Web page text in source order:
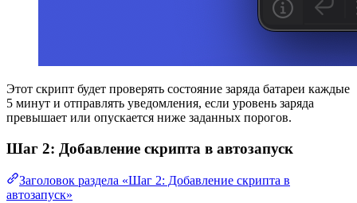
Этот скрипт будет проверять состояние заряда батареи каждые
5 минут и отправлять уведомления, если уровень заряда
превышает или опускается ниже заданных порогов.
Шаг 2: Добавление скрипта в автозапуск
Заголовок раздела «Шаг 2: Добавление скрипта в
автозапуск»